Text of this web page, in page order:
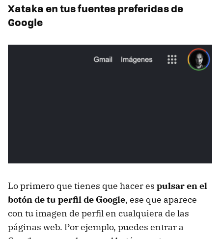
Xataka en tus fuentes preferidas de
Google
Lo primero que tienes que hacer es pulsar en el
botón de tu perfil de Google, ese que aparece
con tu imagen de perfil en cualquiera de las
páginas web. Por ejemplo, puedes entrar a